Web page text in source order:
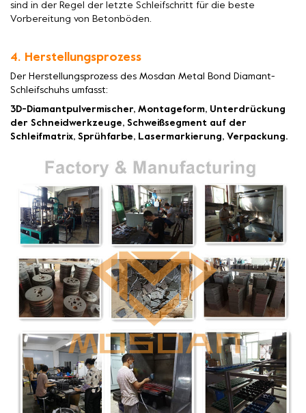
sind in der Regel der letzte Schleifschritt für die beste
Vorbereitung von Betonböden.
4. Herstellungsprozess
Der Herstellungsprozess des Mosdan Metal Bond Diamant-
Schleifschuhs umfasst:
3D-Diamantpulvermischer, Montageform, Unterdrückung
der Schneidwerkzeuge, Schweißsegment auf der
Schleifmatrix, Sprühfarbe, Lasermarkierung, Verpackung.